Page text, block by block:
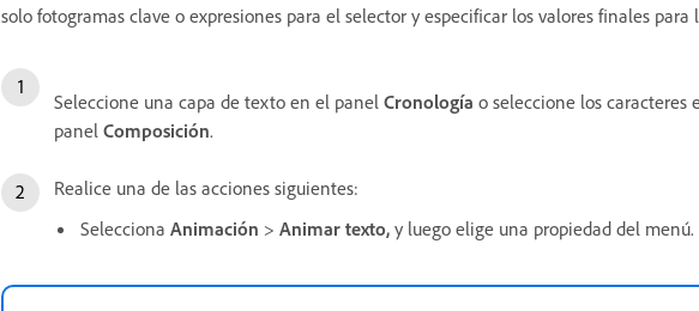
solo fotogramas clave o expresiones para el selector y especificar los valores finales para
Seleccione una capa de texto en el panel Cronología o seleccione los caracteres
panel Composición.
Realice una de las acciones siguientes:
Selecciona Animación > Animar texto, y luego elige una propiedad del menú.